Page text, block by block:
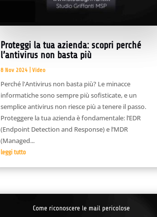
Proteggi la tua azienda: scopri perché
l’antivirus non basta più
8 Nov 2024| Video
Perché l'Antivirus non basta più? Le minacce
informatiche sono sempre più sofisticate, e un
semplice antivirus non riesce più a tenere il passo.
Proteggere la tua azienda è fondamentale: l’EDR
(Endpoint Detection and Response) e l’MDR
(Managed...
leggi tutto